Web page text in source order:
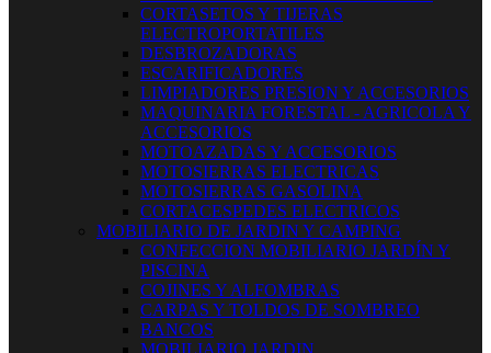
CORTASETOS Y TIJERAS
ELECTROPORTATILES
DESBROZADORAS
ESCARIFICADORES
LIMPIADORES PRESION Y ACCESORIOS
MAQUINARIA FORESTAL - AGRICOLA Y
ACCESORIOS
MOTOAZADAS Y ACCESORIOS
MOTOSIERRAS ELECTRICAS
MOTOSIERRAS GASOLINA
CORTACESPEDES ELECTRICOS
MOBILIARIO DE JARDIN Y CAMPING
CONFECCION MOBILIARIO JARDÍN Y
PISCINA
COJINES Y ALFOMBRAS
CARPAS Y TOLDOS DE SOMBREO
BANCOS
MOBILIARIO JARDIN